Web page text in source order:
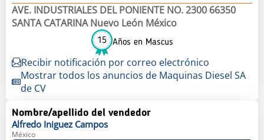
AVE. INDUSTRIALES DEL PONIENTE NO. 2300 66350
SANTA CATARINA Nuevo León México
15 Años en Mascus
Recibir notificación por correo electrónico
Mostrar todos los anuncios de Maquinas Diesel SA
de CV
Nombre/apellido del vendedor
Alfredo Iniguez Campos
México